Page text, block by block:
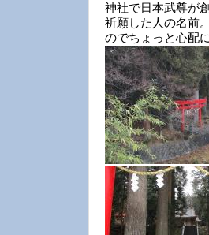
神社で日本武尊が
祈願した人の名前
のでちょっと心配